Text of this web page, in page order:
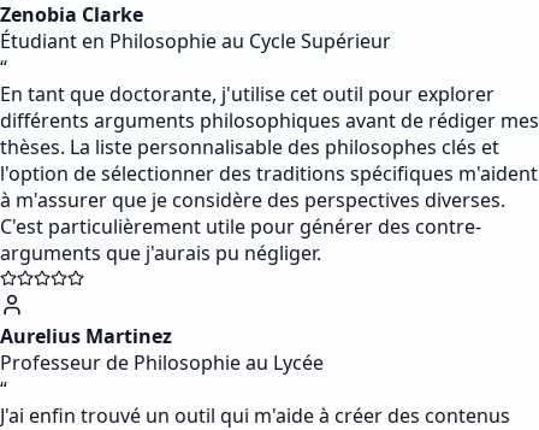
Zenobia Clarke
Étudiant en Philosophie au Cycle Supérieur
“
En tant que doctorante, j'utilise cet outil pour explorer
différents arguments philosophiques avant de rédiger mes
thèses. La liste personnalisable des philosophes clés et
l'option de sélectionner des traditions spécifiques m'aident
à m'assurer que je considère des perspectives diverses.
C'est particulièrement utile pour générer des contre-
arguments que j'aurais pu négliger.
Aurelius Martinez
Professeur de Philosophie au Lycée
“
J'ai enfin trouvé un outil qui m'aide à créer des contenus